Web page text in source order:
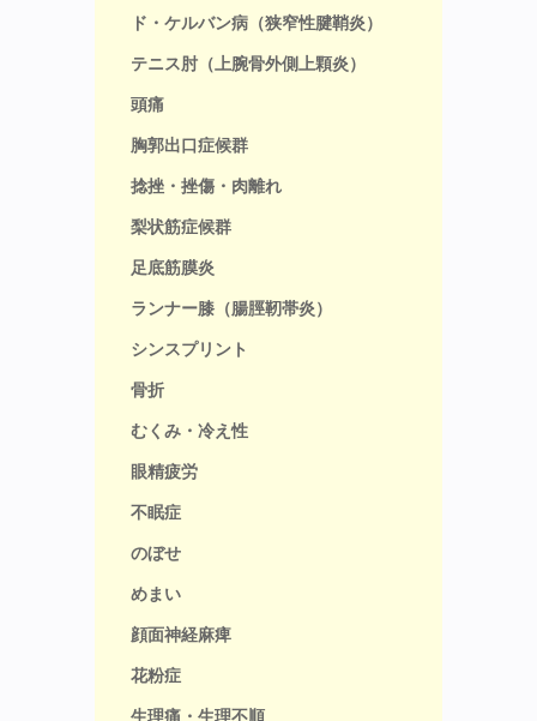
ド・ケルバン病（狭窄性腱鞘炎）
テニス肘（上腕骨外側上顆炎）
頭痛
胸郭出口症候群
捻挫・挫傷・肉離れ
梨状筋症候群
足底筋膜炎
ランナー膝（腸脛靭帯炎）
シンスプリント
骨折
むくみ・冷え性
眼精疲労
不眠症
のぼせ
めまい
顔面神経麻痺
花粉症
生理痛・生理不順